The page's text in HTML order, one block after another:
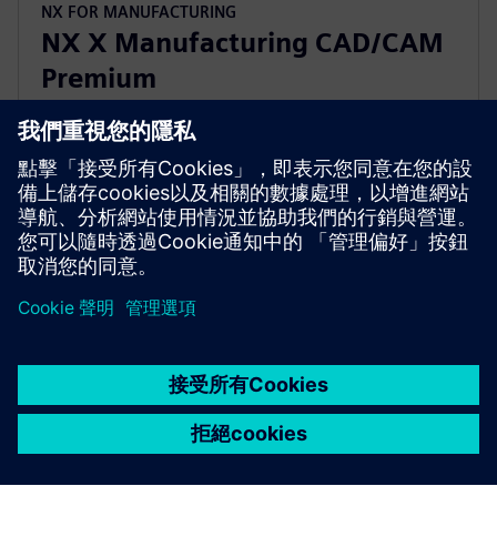
NX FOR MANUFACTURING
NX X Manufacturing CAD/CAM
Premium
利用 NX X Manufacturing Premium 採用先進產品的
件的編程。